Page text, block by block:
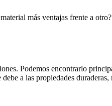
más ventajas frente a
Podemos encontrarlo
a las propiedades